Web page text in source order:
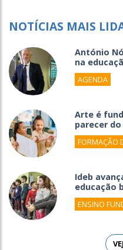
NOTÍCIAS MAIS
António
na
AGENDA
Arte é
parecer do
FORMAÇÃO
Ideb
educação
ENSINO